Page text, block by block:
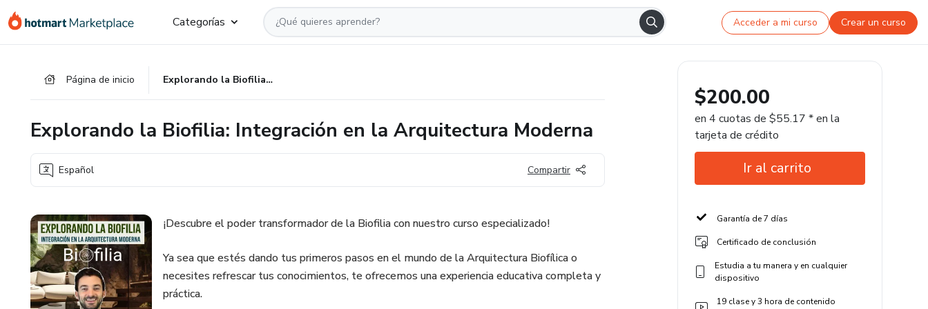
Categorías Acceder a mi curso Crear un curso
Página de inicio Explorando la Biofilia: Integración en la Arquitectura Moderna
Explorando la Biofilia: Integración en la Arquitectura Moderna
Español Compartir
¡Descubre el poder transformador de la Biofilia con nuestro curso especializado!
Ya sea que estés dando tus primeros pasos en el mundo de la Arquitectura Biofílica o
necesites refrescar tus conocimientos, te ofrecemos una experiencia educativa completa y
práctica.
$200.00
en 4 cuotas de $55.17 * en la
tarjeta de crédito
Ir al carrito
Garantía de 7 días
Certificado de conclusión
Estudia a tu manera y en cualquier
dispositivo
19 clase y 3 hora de contenido